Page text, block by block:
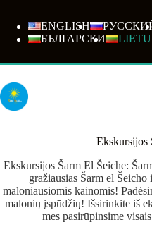
content
ENGLISH
БЪЛГАРСКИ
Ekskursijos
Ekskursijos Šarm El Šeiche:
gražiausias Šarm el
maloniausiomis kainomis!
malonių įspūdžių! Išsirinkite iš
mes pasirūpinsime